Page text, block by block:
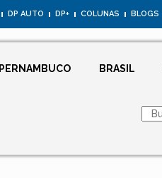
DP AUTO DP+ COLUNAS BLOGS
PERNAMBUCO BRASIL